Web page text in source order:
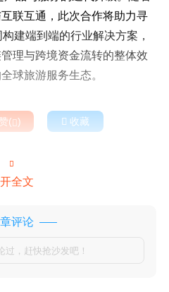
联互通，此次合作将助力寻
建端到端的行业解决方案，
理与跨境资金流转的整体效
球旅游服务生态。
()  收藏

全文
评论
过，赶快抢沙发吧！